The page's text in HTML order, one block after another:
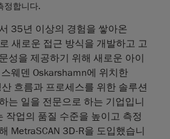
정합니다.
35년 이상의 경험을 쌓아온
새로운 접근 방식을 개발하고 고
성을 제공하기 위해 새로운 아이
웨덴 Oskarshamn에 위치한
흐름과 프로세스를 위한 솔루션
는 일을 전문으로 하는 기업입니
작업의 품질 수준을 높이고 측정
MetraSCAN 3D-R을 도입했습니